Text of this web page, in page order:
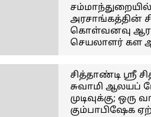
சம்மாந்துறையில்
அரசாங்கத்தின்
கொள்வனவு
செயலாளர் கள
சித்தாண்டி ஸ்ரீ
சுவாமி ஆலயப்
முடிவுக்கு; ஒரு
கும்பாபிஷேக